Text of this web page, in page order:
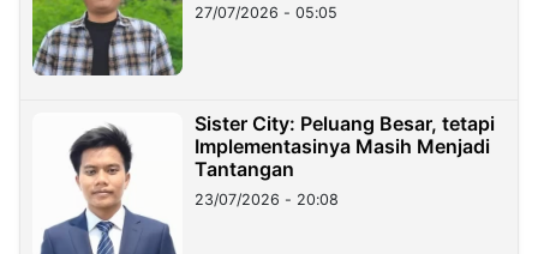
27/07/2026 - 05:05
Sister City: Peluang Besar, tetapi
Implementasinya Masih Menjadi
Tantangan
23/07/2026 - 20:08